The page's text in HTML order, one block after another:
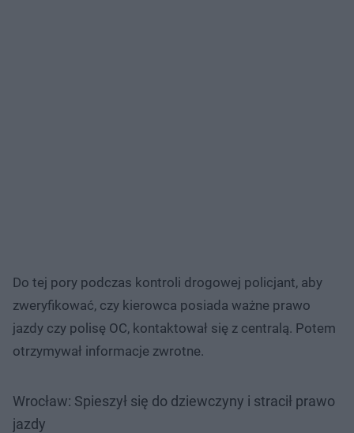
Do tej pory podczas kontroli drogowej policjant, aby
zweryfikować, czy kierowca posiada ważne prawo
jazdy czy polisę OC, kontaktował się z centralą. Potem
otrzymywał informacje zwrotne.
Wrocław: Spieszył się do dziewczyny i stracił prawo
jazdy